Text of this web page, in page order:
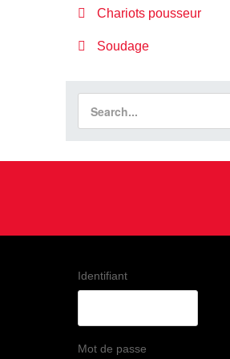
Chariots pousseur
Soudage
Identifiant
Mot de passe